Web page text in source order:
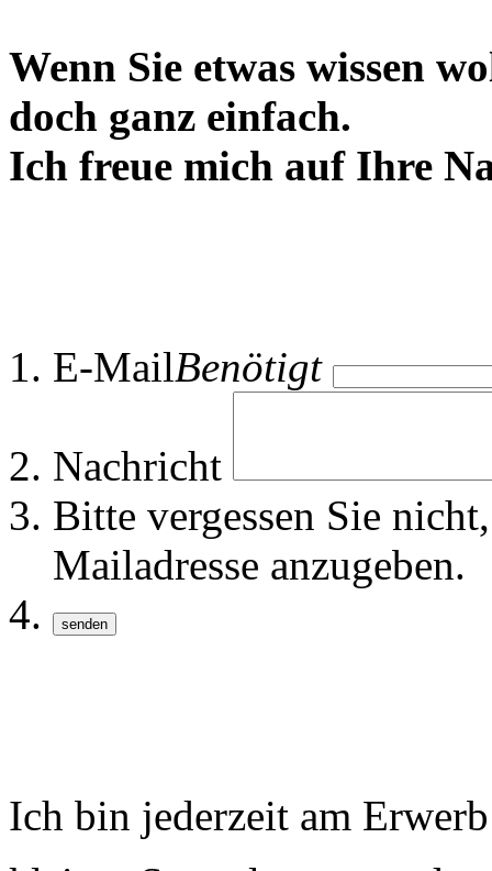
Wenn Sie etwas wissen
doch ganz einfach.
Ich freue mich auf Ihre
E-MailBenötigt
Nachricht
Bitte vergessen Sie
Mailadresse anzugeben.
Ich bin jederzeit am